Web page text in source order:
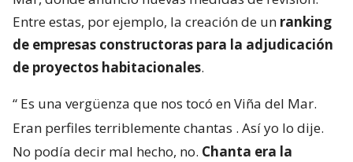
Eran perfiles terriblemente chantas
. Así yo lo dije.
No podía decir mal hecho, no.Chanta era la
palabra. ¡Chantas!Y esta casa la estamos
haga bien la pega “, aseguró.
“Yo siempre pregunto: ‘¿Qué constructora es? Tal y